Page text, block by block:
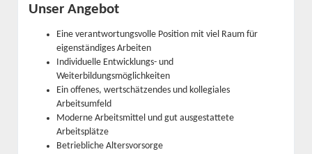
Unser Angebot
Eine verantwortungsvolle Position mit viel Raum für
eigenständiges Arbeiten
Individuelle Entwicklungs- und
Weiterbildungsmöglichkeiten
Ein offenes, wertschätzendes und kollegiales
Arbeitsumfeld
Moderne Arbeitsmittel und gut ausgestattete
Arbeitsplätze
Betriebliche Altersvorsorge